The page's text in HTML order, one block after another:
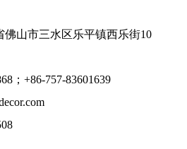
佛山市三水区乐平镇西乐街10
；+86-757-83601639